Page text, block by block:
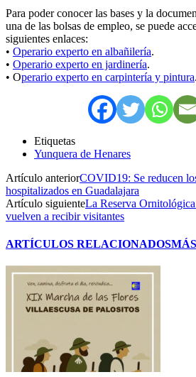
Para poder conocer las bases y la
una de las bolsas de empleo, se puede
siguientes enlaces:
• Operario experto en albañilería.
• Operario experto en jardinería.
• Operario experto en carpintería y pintura.
Etiquetas
Yunquera de Henares
Artículo anteriorCOVID19: Se reducen
hospitalizados en Guadalajara
Artículo siguienteLa Reserva
vuelven a recibir visitantes
ARTÍCULOS RELACIONADOS